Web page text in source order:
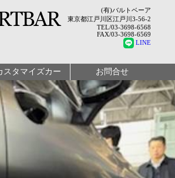
(有)バルトベーア
東京都江戸川区江戸川3-56-2
TEL/03-3698-6568
FAX/03-3698-6569
LINE
スタマイズカー お問合せ